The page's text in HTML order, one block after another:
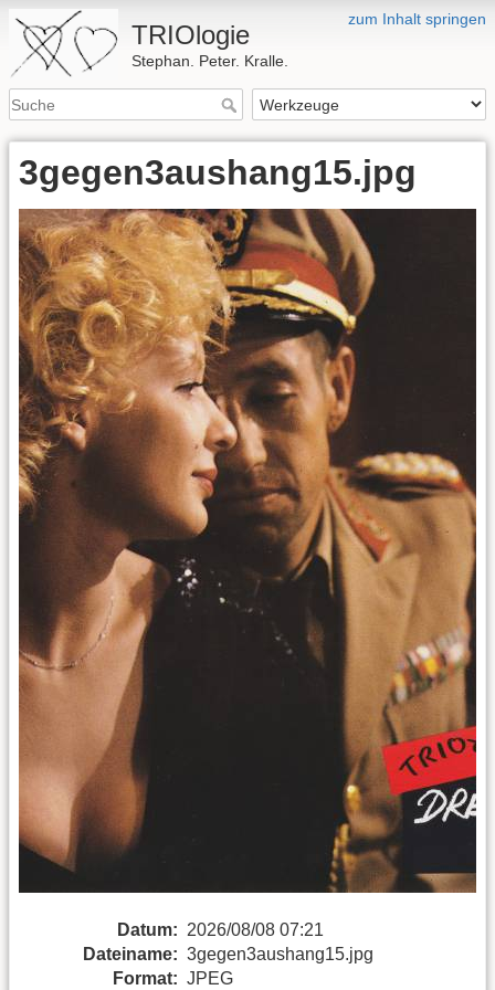
zum Inhalt springen
TRIOlogie
Stephan. Peter. Kralle.
3gegen3aushang15.jpg
Datum: 2026/08/08 07:21
Dateiname: 3gegen3aushang15.jpg
Format: JPEG